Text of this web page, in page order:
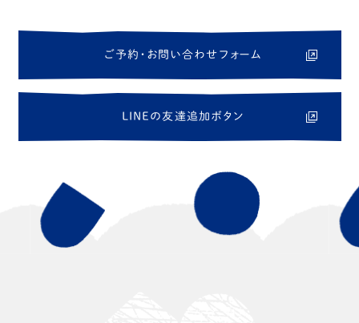
ご 予約 ・ お 問 い合わせ フ ォーム
L N E の友 達追加 ボ タ ン